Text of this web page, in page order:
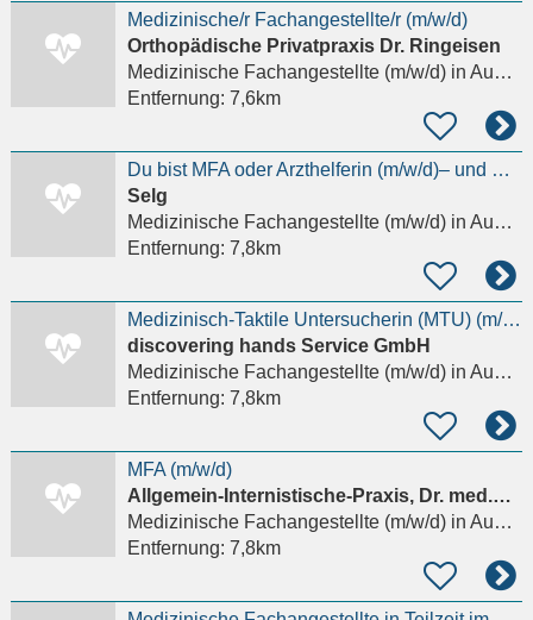
Medizinische/r Fachangestellte/r (m/w/d)
Orthopädische Privatpraxis Dr. Ringeisen
Medizinische Fachangestellte (m/w/d)in Augsburg, Innenstadt
Entfernung: 7,6km
Du bist MFA oder Arzthelferin (m/w/d)– und möchtest wieder mehr Zeit für Menschen statt für
Selg
Medizinische Fachangestellte (m/w/d)in Augsburg, Hochfeld
Entfernung: 7,8km
Medizinisch-Taktile Untersucherin (MTU) (m/w/d)
discovering hands Service GmbH
Medizinische Fachangestellte (m/w/d)in Augsburg, Innenstadt
Entfernung: 7,8km
MFA (m/w/d)
Allgemein-Internistische-Praxis, Dr. med.Rolf Gabler
Medizinische Fachangestellte (m/w/d)in Augsburg, Innenstadt
Entfernung: 7,8km